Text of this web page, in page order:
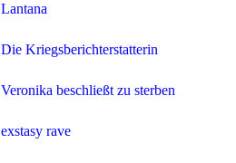
Lantana
Die Kriegsberichterstatterin
Veronika beschließt zu sterben
exstasy rave